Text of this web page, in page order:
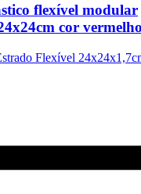
flexível modular
cor vermelho
Flexível